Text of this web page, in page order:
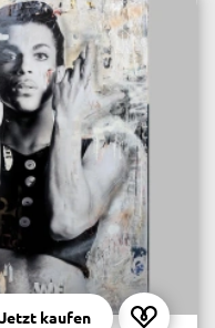
Jetzt kaufen